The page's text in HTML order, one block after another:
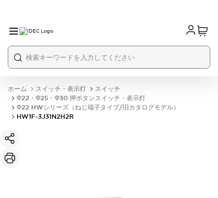
ホーム スイッチ・表示灯
スイッチ
Φ22・Φ25・Φ30 押ボタンスイッチ・表示灯
Φ22 HWシリーズ（ねじ端子タイプ/旧カタログモデル）
HW1F-3J31N2H2R